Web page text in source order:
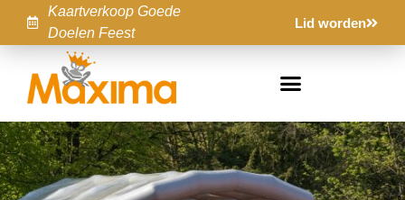
Kaartverkoop Goede
Doelen Feest
Lid worden